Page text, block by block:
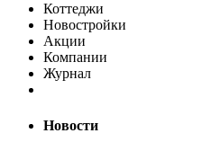
Коттеджи
Новостройки
Акции
Компании
Журнал
Новости